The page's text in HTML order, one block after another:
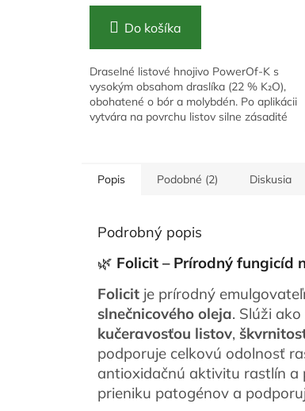
Do košíka
Draselné listové hnojivo PowerOf-K s
vysokým obsahom draslíka (22 % K₂O),
obohatené o bór a molybdén. Po aplikácii
vytvára na povrchu listov silne zásadité
Popis Podobné (2) Diskusia
Podrobný popis
🌿 Folicit – Prírodný fungicíd
Folicit je prírodný
slnečnicového oleja. Slúži
kučeravosťou listov,
podporuje celkovú odolnosť
antioxidačnú aktivitu rastlín a
prieniku patogénov a